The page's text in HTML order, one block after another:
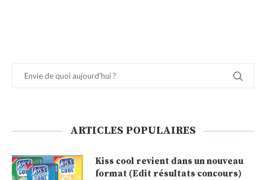
ARTICLES POPULAIRES
Kiss cool revient dans un nouveau
format (Edit résultats concours)